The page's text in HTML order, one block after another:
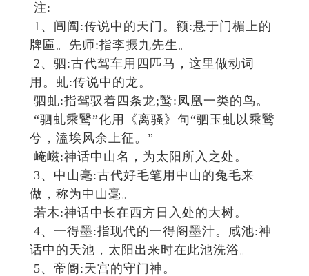
注:
1、阊阖:传说中的天门。额:悬于门楣上的
牌匾。先师:指李振九先生。
2、驷:古代驾车用四匹马，这里做动词
用。虬:传说中的龙。
驷虬:指驾驭着四条龙;鹥:凤凰一类的鸟。
“驷虬乘鹥”化用《离骚》句“驷玉虬以乘鹥
兮，溘埃风余上征。”
崦嵫:神话中山名，为太阳所入之处。
3、中山毫:古代好毛笔用中山的兔毛来
做，称为中山毫。
若木:神话中长在西方日入处的大树。
4、一得墨:指现代的一得阁墨汁。咸池:神
话中的天池，太阳出来时在此池洗浴。
5、帝阍:天宫的守门神。